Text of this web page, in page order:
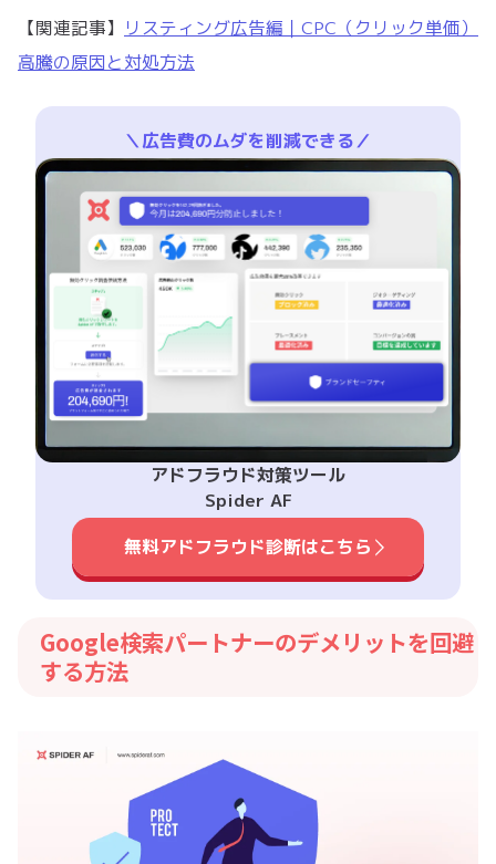
【関連記事】 リスティング広告編｜CPC（クリック単価）
高騰の原因と対処方法
＼広告費のムダを削減できる／
アドフラウド対策ツール
Spider AF
無料アドフラウド診断はこちら
Google検索パートナーのデメリットを回避
する方法